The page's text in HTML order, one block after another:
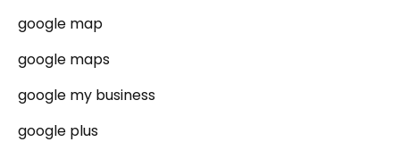
google map
google maps
google my business
google plus